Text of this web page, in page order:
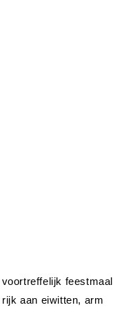
feestmaal
aan eiwitten, arm